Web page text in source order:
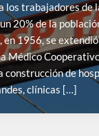
los trabajadores de
20% de la
1956, se
Médico
construcción de
clínicas […]